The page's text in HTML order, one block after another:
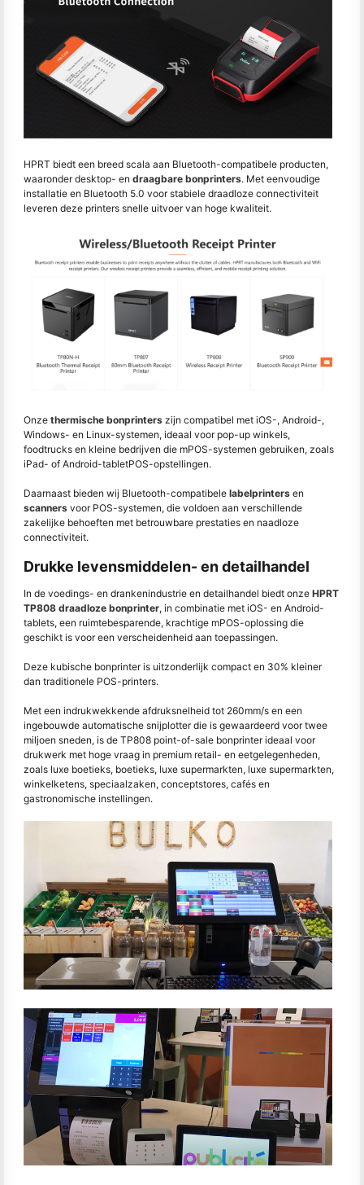
HPRT biedt een breed scala aan Bluetooth-compatibele producten,
waaronder desktop- en draagbare bonprinters. Met eenvoudige
installatie en Bluetooth 5.0 voor stabiele draadloze connectiviteit
leveren deze printers snelle uitvoer van hoge kwaliteit.
Onze thermische bonprinters zijn compatibel met iOS-, Android-,
Windows- en Linux-systemen, ideaal voor pop-up winkels,
foodtrucks en kleine bedrijven die mPOS-systemen gebruiken, zoals
iPad- of Android-tabletPOS-opstellingen.
Daarnaast bieden wij Bluetooth-compatibele labelprinters en
scanners voor POS-systemen, die voldoen aan verschillende
zakelijke behoeften met betrouwbare prestaties en naadloze
connectiviteit.
Drukke levensmiddelen- en detailhandel
In de voedings- en drankenindustrie en detailhandel biedt onze HPRT
TP808 draadloze bonprinter, in combinatie met iOS- en Android-
tablets, een ruimtebesparende, krachtige mPOS-oplossing die
geschikt is voor een verscheidenheid aan toepassingen.
Deze kubische bonprinter is uitzonderlijk compact en 30% kleiner
dan traditionele POS-printers.
Met een indrukwekkende afdruksnelheid tot 260mm/s en een
ingebouwde automatische snijplotter die is gewaardeerd voor twee
miljoen sneden, is de TP808 point-of-sale bonprinter ideaal voor
drukwerk met hoge vraag in premium retail- en eetgelegenheden,
zoals luxe boetieks, boetieks, luxe supermarkten, luxe supermarkten,
winkelketens, speciaalzaken, conceptstores, cafés en
gastronomische instellingen.